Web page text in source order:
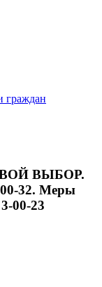
граждан
ВЫБОР.
00-32. Меры
00-23